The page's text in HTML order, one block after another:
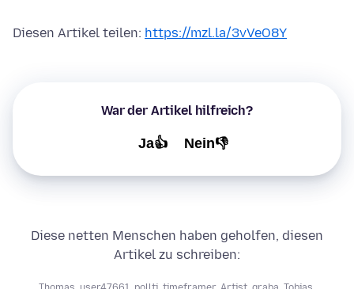
Diesen Artikel teilen: https://mzl.la/3vVeO8Y
War der Artikel hilfreich?
Ja👍 Nein👎
Diese netten Menschen haben geholfen, diesen
Artikel zu schreiben: